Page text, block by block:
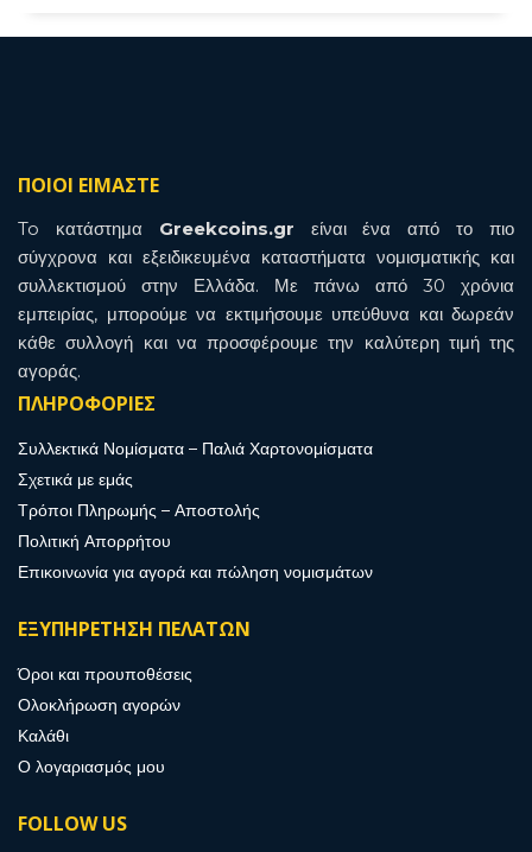
ΠΟΙΟΙ ΕΙΜΑΣΤΕ
To κατάστημα Greekcoins.gr είναι ένα από το πιο
σύγχρονα και εξειδικευμένα καταστήματα νομισματικής και
συλλεκτισμού στην Ελλάδα. Με πάνω από 30 χρόνια
εμπειρίας, μπορούμε να εκτιμήσουμε υπεύθυνα και δωρεάν
κάθε συλλογή και να προσφέρουμε την καλύτερη τιμή της
αγοράς.
ΠΛΗΡΟΦΟΡΙΕΣ
Συλλεκτικά Νομίσματα – Παλιά Χαρτονομίσματα
Σχετικά με εμάς
Τρόποι Πληρωμής – Αποστολής
Πολιτική Απορρήτου
Επικοινωνία για αγορά και πώληση νομισμάτων
ΕΞΥΠΗΡΕΤΗΣΗ ΠΕΛΑΤΩΝ
Όροι και προυποθέσεις
Ολοκλήρωση αγορών
Καλάθι
Ο λογαριασμός μου
FOLLOW US